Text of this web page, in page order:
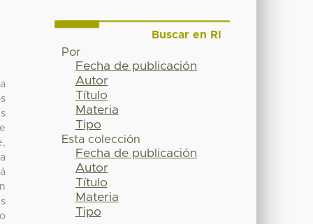
Buscar en RI
Por
Fecha de publicación
Autor
Título
Materia
Tipo
Esta colección
Fecha de publicación
Autor
Título
Materia
Tipo